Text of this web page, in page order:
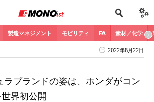
製造マネジメント モビリティ FA 素材／化学
2022年8月22日
ラブランドの姿は、ホンダがコン
界初公開